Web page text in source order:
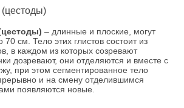
– длинные и плоские, могут
70 см. Тело этих глистов состоит из
в каждом из которых созревают
дозревают, они отделяются и вместе с
при этом сегментированное тело
и на смену отделившимся
появляются новые.